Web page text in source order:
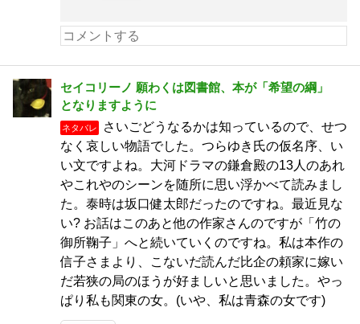
セイコリーノ 願わくは図書館、本が「希望の綱」
となりますように
ネタバレ
さいごどうなるかは知っているので、せつ
なく哀しい物語でした。つらゆき氏の仮名序、い
い文ですよね。大河ドラマの鎌倉殿の13人のあれ
やこれやのシーンを随所に思い浮かべて読みまし
た。泰時は坂口健太郎だったのですね。最近見な
い? お話はこのあと他の作家さんのですが「竹の
御所鞠子」へと続いていくのですね。私は本作の
信子さまより、こないだ読んだ比企の頼家に嫁い
だ若狭の局のほうが好ましいと思いました。やっ
ぱり私も関東の女。(いや、私は青森の女です)